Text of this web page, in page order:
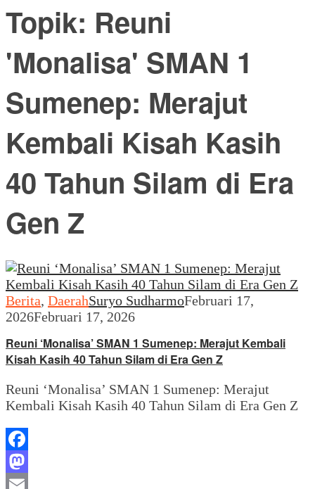
Topik: Reuni
'Monalisa' SMAN 1
Sumenep: Merajut
Kembali Kisah Kasih
40 Tahun Silam di Era
Gen Z
Berita, DaerahSuryo SudharmoFebruari 17,
2026Februari 17, 2026
Reuni ‘Monalisa’ SMAN 1 Sumenep: Merajut Kembali
Kisah Kasih 40 Tahun Silam di Era Gen Z
Reuni ‘Monalisa’ SMAN 1 Sumenep: Merajut
Kembali Kisah Kasih 40 Tahun Silam di Era Gen Z
Facebook
Mastodon